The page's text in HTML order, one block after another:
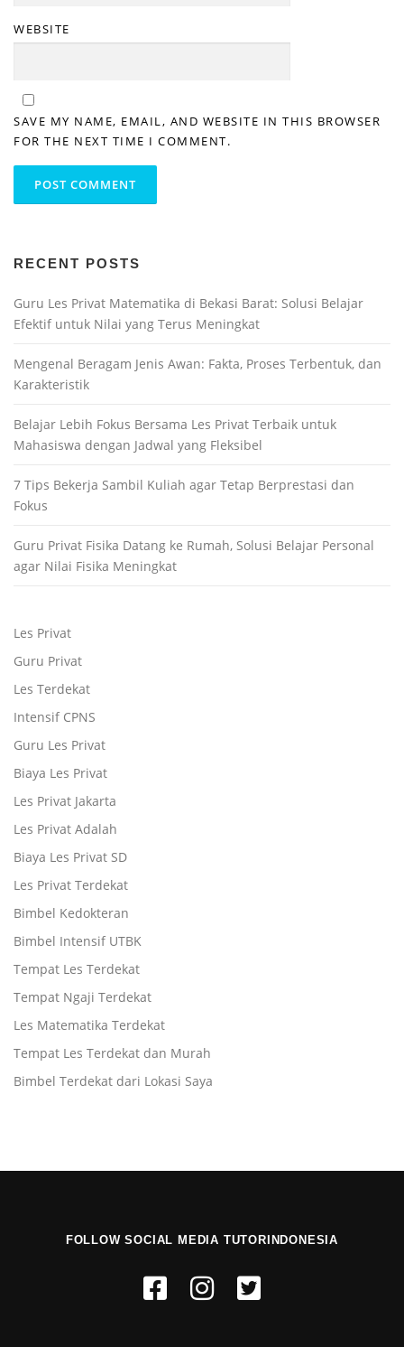
WEBSITE
SAVE MY NAME, EMAIL, AND WEBSITE IN THIS BROWSER
FOR THE NEXT TIME I COMMENT.
RECENT POSTS
Guru Les Privat Matematika di Bekasi Barat: Solusi Belajar
Efektif untuk Nilai yang Terus Meningkat
Mengenal Beragam Jenis Awan: Fakta, Proses Terbentuk, dan
Karakteristik
Belajar Lebih Fokus Bersama Les Privat Terbaik untuk
Mahasiswa dengan Jadwal yang Fleksibel
7 Tips Bekerja Sambil Kuliah agar Tetap Berprestasi dan
Fokus
Guru Privat Fisika Datang ke Rumah, Solusi Belajar Personal
agar Nilai Fisika Meningkat
Les Privat
Guru Privat
Les Terdekat
Intensif CPNS
Guru Les Privat
Biaya Les Privat
Les Privat Jakarta
Les Privat Adalah
Biaya Les Privat SD
Les Privat Terdekat
Bimbel Kedokteran
Bimbel Intensif UTBK
Tempat Les Terdekat
Tempat Ngaji Terdekat
Les Matematika Terdekat
Tempat Les Terdekat dan Murah
Bimbel Terdekat dari Lokasi Saya
FOLLOW SOCIAL MEDIA TUTORINDONESIA